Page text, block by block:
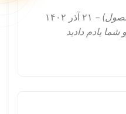
– ۲۱ آذر ۱۴۰۲
یادم دادید